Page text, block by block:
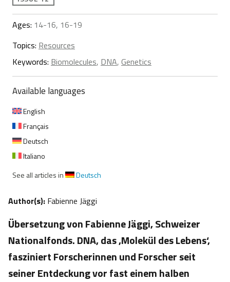
Ages: 14-16, 16-19
Topics: Resources
Keywords: Biomolecules, DNA, Genetics
Available languages
English
Français
Deutsch
Italiano
See all articles in
Deutsch
Author(s): Fabienne Jäggi
Übersetzung von Fabienne Jäggi, Schweizer
Nationalfonds. DNA, das ,Molekül des Lebens‘,
fasziniert Forscherinnen und Forscher seit
seiner Entdeckung vor fast einem halben